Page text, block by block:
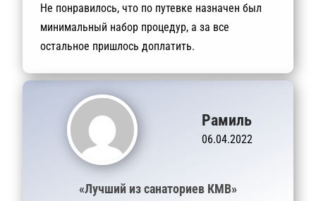
Не понравилось, что по путевке назначен был
минимальный набор процедур, а за все
остальное пришлось доплатить.
Рамиль
06.04.2022
«Лучший из санаториев КМВ»